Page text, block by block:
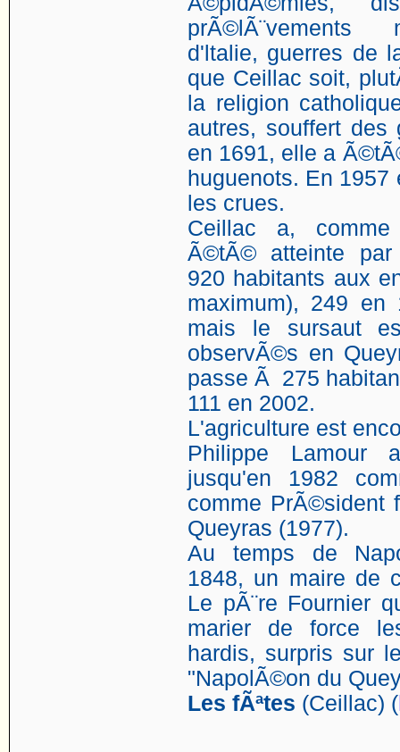
prÃ©lÃ¨vements
d'ltalie, guerres de
que Ceillac soit,
la religion
autres, souffert des
en 1691, elle a
huguenots. En
les crues.
Ceillac a,
Ã©tÃ© atteinte
920 habitants aux
maximum), 249 en
mais le sursaut
observÃ©s en
passe Ã 275
111 en 2002.
L'agriculture est
Philippe Lamour
jusqu'en 1982
comme PrÃ©sident
Queyras (1977).
Au temps de
1848, un maire de
Le pÃ¨re Fournier
marier de force
hardis, surpris sur
"NapolÃ©on du
Les fÃªtes (Ceillac) (